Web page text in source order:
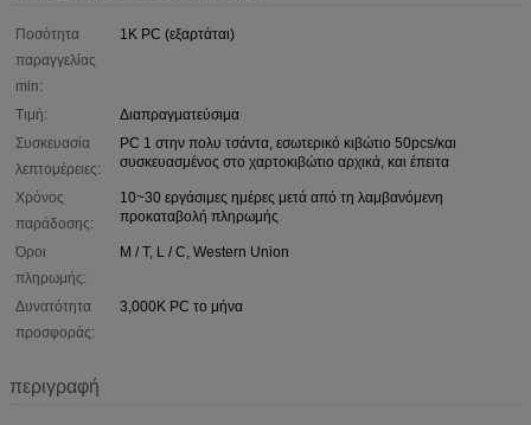
Ποσότητα
παραγγελίας
min:
1K PC (εξαρτάται)
Τιμή:
Διαπραγματεύσιμα
Συσκευασία
λεπτομέρειες:
PC 1 στην πολυ τσάντα, εσωτερικό κιβώτιο 50pcs/και
συσκευασμένος στο χαρτοκιβώτιο αρχικά, και έπειτα
Χρόνος
παράδοσης:
10~30 εργάσιμες ημέρες μετά από τη λαμβανόμενη
προκαταβολή πληρωμής
Όροι
πληρωμής:
Μ / Τ, L / C, Western Union
Δυνατότητα
προσφοράς:
3,000K PC το μήνα
περιγραφή